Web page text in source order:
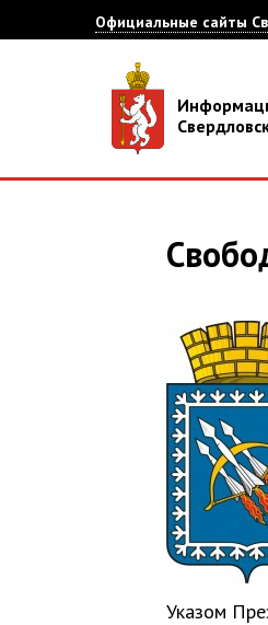
Официальные сайты
Указом